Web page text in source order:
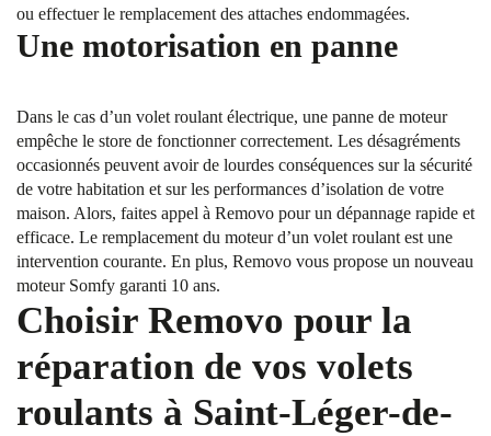
ou effectuer le remplacement des attaches endommagées.
Une motorisation en panne
Dans le cas d’un volet roulant électrique, une panne de moteur
empêche le store de fonctionner correctement. Les désagréments
occasionnés peuvent avoir de lourdes conséquences sur la sécurité
de votre habitation et sur les performances d’isolation de votre
maison. Alors, faites appel à Removo pour un dépannage rapide et
efficace. Le remplacement du moteur d’un volet roulant est une
intervention courante. En plus, Removo vous propose un nouveau
moteur Somfy garanti 10 ans.
Choisir Removo pour la
réparation de vos volets
roulants à Saint-Léger-de-